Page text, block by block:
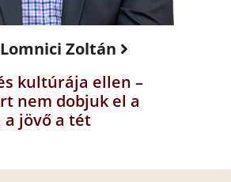
Zoltán
kultúrája ellen –
nem dobjuk el a
jövő a tét